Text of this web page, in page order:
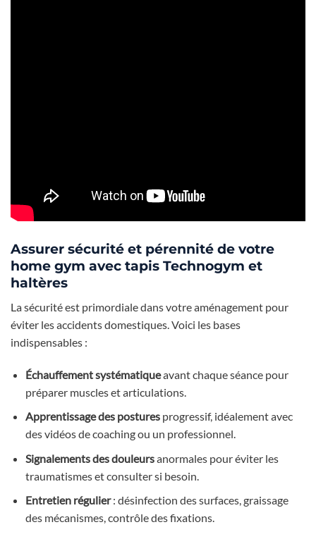
Assurer sécurité et pérennité de votre
home gym avec tapis Technogym et
haltères
La sécurité est primordiale dans votre aménagement pour
éviter les accidents domestiques. Voici les bases
indispensables :
Échauffement systématiqueavant chaque séance pour
préparer muscles et articulations.
Apprentissage des posturesprogressif, idéalement avec
des vidéos de coaching ou un professionnel.
Signalements des douleursanormales pour éviter les
traumatismes et consulter si besoin.
Entretien régulier: désinfection des surfaces, graissage
des mécanismes, contrôle des fixations.